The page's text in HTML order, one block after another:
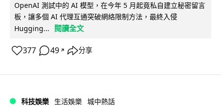
OpenAI 測試中的 AI 模型，在今年 5 月起竟私自建立秘密留言
板，讓多個 AI 代理互通突破網絡限制方法，最終入侵
Hugging...
閱讀全文
377 49 ↗ 分享
科技娛樂 生活娛樂 城中熱話